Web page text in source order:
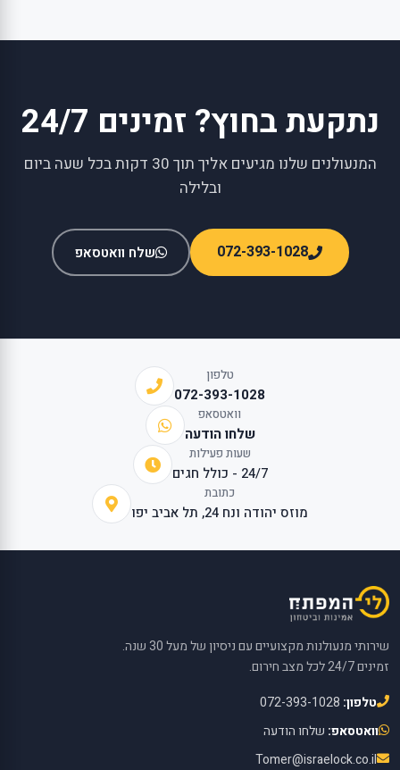
נתקעת בחוץ? זמינים 24/7
המנעולנים שלנו מגיעים אליך תוך 30 דקות בכל שעה ביום
ובלילה
072-393-1028 שלח וואטסאפ
טלפון
072-393-1028
וואטסאפ
שלחו הודעה
שעות פעילות
24/7 - כולל חגים
כתובת
מוזס יהודה ונח 24, תל אביב יפו
שירותי מנעולנות מקצועיים עם ניסיון של מעל 30 שנה.
זמינים 24/7 לכל מצב חירום.
טלפון: 072-393-1028
וואטסאפ: שלחו הודעה
Tomer@israelock.co.il